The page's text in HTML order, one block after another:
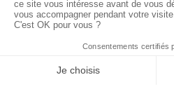
A propos